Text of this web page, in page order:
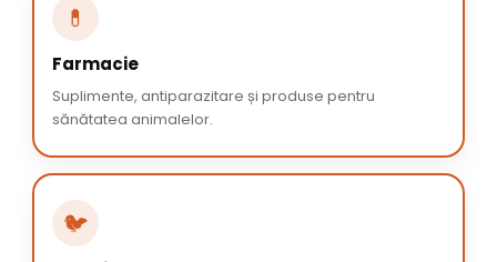
💊
Farmacie
Suplimente, antiparazitare și produse pentru
sănătatea animalelor.
🐦